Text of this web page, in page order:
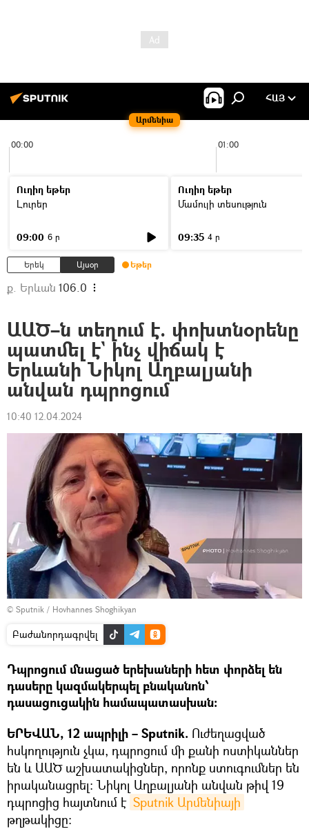
Արմենիա
ՀԱՅ
00:00 01:00
Ուղիղ եթեր
Լուրեր
09:00 6 ր
Ուղիղ եթեր
Մամուլի տեսություն
09:35 4 ր
Երեկ Այսօր Եթեր
ք. Երևան 106.0
ԱԱԾ–ն տեղում է. փոխտնօրենը
պատմել է` ինչ վիճակ է
Երևանի Նիկոլ Աղբալյանի
անվան դպրոցում
10:40 12.04.2024
© Sputnik / Hovhannes Shoghikyan
Բաժանորդագրվել
Դպրոցում մնացած երեխաների հետ փորձել են
դասերը կազմակերպել բնականոն՝
դասացուցակին համապատասխան։
ԵՐԵՎԱՆ, 12 ապրիլի – Sputnik. Ուժեղացված
հսկողություն չկա, դպրոցում մի քանի ոստիկաններ
են և ԱԱԾ աշխատակիցներ, որոնք ստուգումներ են
իրականացրել։ Նիկոլ Աղբալյանի անվան թիվ 19
դպրոցից հայտնում է Sputnik Արմենիայի
թղթակիցը։